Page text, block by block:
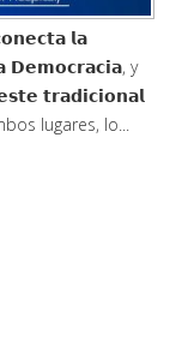
𝗹𝗮
𝗗𝗲𝗺𝗼𝗰𝗿𝗮𝗰𝗶𝗮, y
𝘁𝗿𝗮𝗱𝗶𝗰𝗶𝗼𝗻𝗮𝗹
lugares, lo...